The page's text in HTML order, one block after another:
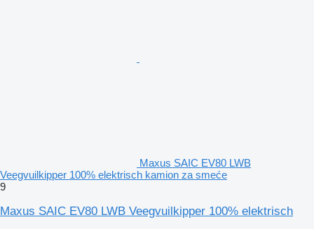
Maxus SAIC EV80 LWB
Veegvuilkipper 100% elektrisch kamion za smeće
9
Maxus SAIC EV80 LWB Veegvuilkipper 100% elektrisch